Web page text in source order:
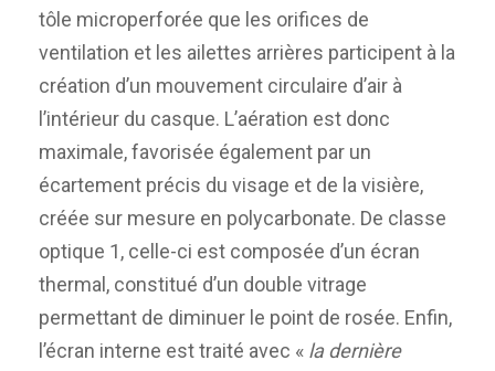
tôle microperforée que les orifices de
ventilation et les ailettes arrières participent à la
création d’un mouvement circulaire d’air à
l’intérieur du casque. L’aération est donc
maximale, favorisée également par un
écartement précis du visage et de la visière,
créée sur mesure en polycarbonate. De classe
optique 1, celle-ci est composée d’un écran
thermal, constitué d’un double vitrage
permettant de diminuer le point de rosée. Enfin,
l’écran interne est traité avec « la dernière